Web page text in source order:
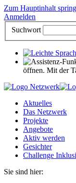
Zum Hauptinhalt
Anmelden
Suchwort
öffnen. Mit der
Aktuelles
Das Netzwerk
Projekte
Angebote
Aktiv werden
Gesichter
Challenge
Sie sind hier: